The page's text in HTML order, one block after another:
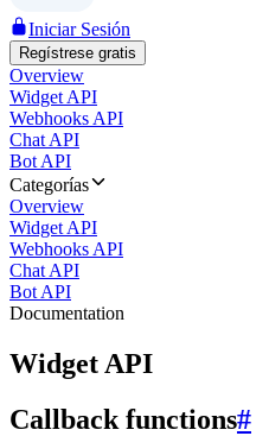
Iniciar Sesión
Regístrese gratis
Overview
Widget API
Webhooks API
Chat API
Bot API
Categorías
Overview
Widget API
Webhooks API
Chat API
Bot API
Documentation
Widget API
Callback functions#